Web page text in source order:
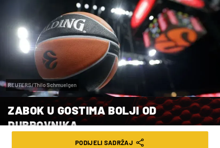
REUTERS/Thilo Schmuelgen
ZABOK U GOSTIMA BOLJI OD
DUBROVNIKA
PODIJELI SADRŽAJ